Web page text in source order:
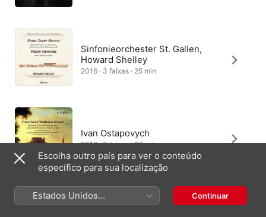
Sinfonieorchester St. Gallen,
Howard Shelley
2016 · 3 faixas · 25 min
Ivan Ostapovych
2019 · 3 faixas · 30 min
Andriy Dragan, Musikkollegium
Escolha outro país para ver o conteúdo
específico para sua localização
Estados Unidos
(Português Brasil)
Continuar